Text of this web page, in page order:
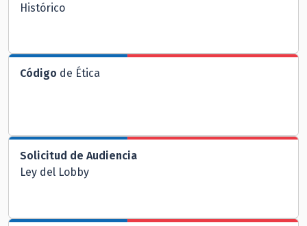
Histórico
Código de Ética
Solicitud de Audiencia
Ley del Lobby